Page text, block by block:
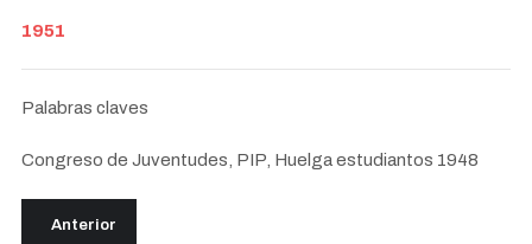
1951
Palabras claves
Congreso de Juventudes, PIP, Huelga estudiantos 1948
Artículo anterior: 1955
Anterior